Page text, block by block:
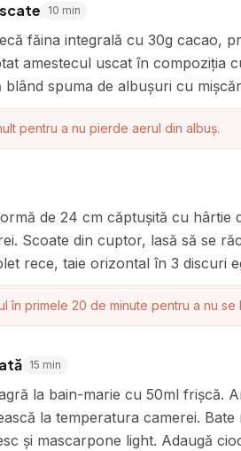
10 min
făina integrală cu 30g cacao,
amestecul uscat în compoziția
blând spuma de albușuri cu
pentru a nu pierde aerul din albuș.
de 24 cm căptușită cu hârtie
Scoate din cuptor, lasă să se
rece, taie orizontal în 3 discuri
în primele 20 de minute pentru a nu se
15 min
la bain-marie cu 50ml frișcă.
la temperatura camerei.
și mascarpone light. Adaugă